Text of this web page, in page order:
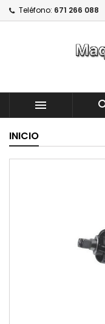
Teléfono: 671 266 088

INICIO